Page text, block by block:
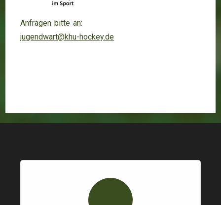
Anfragen bitte an:
jugendwart@khu-hockey.de